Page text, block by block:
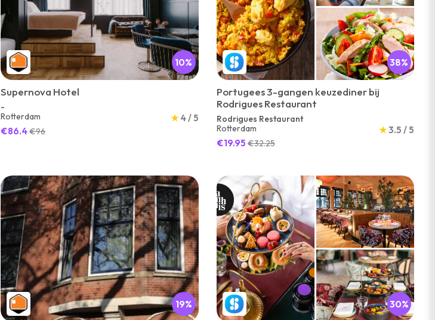
10%
Supernova Hotel
-
Rotterdam
★ 4 / 5
€86.4€96
38%
Portugees 3-gangen keuzediner bij
Rodrigues Restaurant
Rodrigues Restaurant
Rotterdam
★3.5 / 5
€19.95€32.25
19% 30%